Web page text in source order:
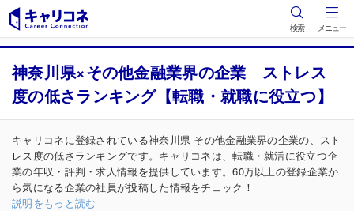
検索 メニュー
神奈川県×その他金融業界の企業 ストレス
度の低さランキング【転職・就職に役立つ】
キャリコネに登録されている神奈川県 その他金融業界の企業の、スト
レス度の低さランキングです。キャリコネは、転職・就活に役立つ企
業の年収・評判・求人情報を提供しています。60万以上の登録企業か
ら気になる企業の社員が投稿した情報をチェック！
説明をもっと読む